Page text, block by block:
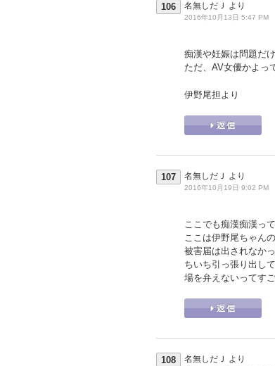
106 名無しだＪ より
2016年10月13日 5:47 PM
痴漢や妊娠は問題だ
ただ、AV女優かよっ
伊野尾担より
107 名無しだＪ より
2016年10月19日 9:02 PM
ここでも痴漢痴漢っ
ここは伊野尾ちゃん
被害届は出されなか
ちいち引っ張り出し
場を弁えないってす
108 名無しだＪ より